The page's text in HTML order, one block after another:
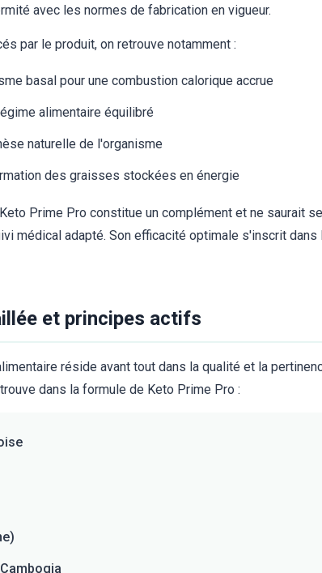
avec les normes de fabrication en vigueur.
par le produit, on retrouve notamment :
basal pour une combustion calorique accrue
alimentaire équilibré
naturelle de l'organisme
des graisses stockées en énergie
Prime Pro constitue un complément et ne saurait
médical adapté. Son efficacité optimale s'inscrit
et principes actifs
réside avant tout dans la qualité et la
dans la formule de Keto Prime Pro :